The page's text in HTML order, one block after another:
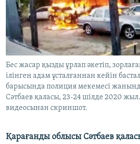
Басқа тілдерде
Бес жасар қызды ұрлап әкетіп,
ілінген адам ұсталғаннан кейін
барысында полиция мекемесі
Сәтбаев қаласы, 23-24 шілде 2020
видеосынан скриншот.
Қарағанды облысы Сәтбаев